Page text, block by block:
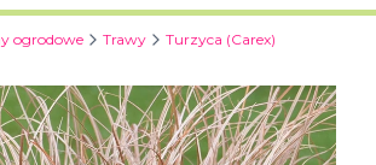
ogrodowe Trawy Turzyca (Carex)